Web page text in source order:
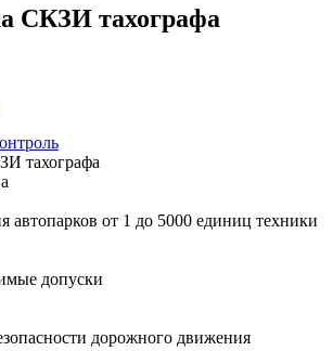
СКЗИ тахографа
тахографа
автопарков от 1 до 5000 единиц техники
допуски
дорожного движения